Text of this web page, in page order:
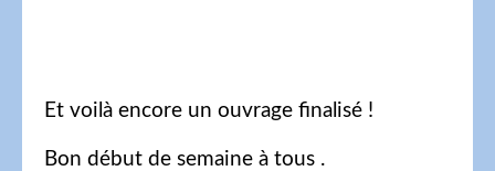
Et voilà encore un ouvrage finalisé !
Bon début de semaine à tous .